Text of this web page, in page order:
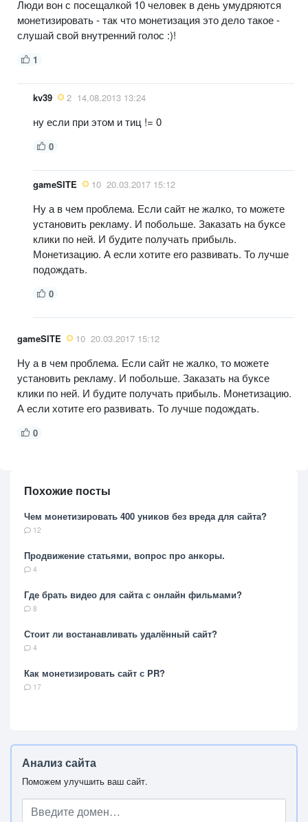
Люди вон с посещалкой 10 человек в день умудряются
монетизировать - так что монетизация это дело такое -
слушай свой внутренний голос :)!
1
kv39 2 14.08.2013 13:24
ну если при этом и тиц != 0
0
gameSITE 10 20.03.2017 15:12
Ну а в чем проблема. Если сайт не жалко, то можете
установить рекламу. И побольше. Заказать на буксе
клики по ней. И будите получать прибыль.
Монетизацию. А если хотите его развивать. То лучше
подождать.
0
gameSITE 10 20.03.2017 15:12
Ну а в чем проблема. Если сайт не жалко, то можете
установить рекламу. И побольше. Заказать на буксе
клики по ней. И будите получать прибыль. Монетизацию.
А если хотите его развивать. То лучше подождать.
0
Похожие посты
Чем монетизировать 400 уников без вреда для сайта?
12
Продвижение статьями, вопрос про анкоры.
4
Где брать видео для сайта с онлайн фильмами?
8
Стоит ли востанавливать удалённый сайт?
4
Как монетизировать сайт с PR?
17
Анализ сайта
Поможем улучшить ваш сайт.